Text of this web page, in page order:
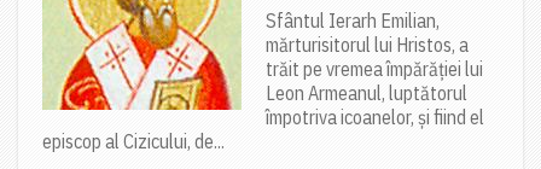
Sfântul Ierarh Emilian,
mărturisitorul lui Hristos, a
trăit pe vremea împărăției lui
Leon Armeanul, luptătorul
împotriva icoanelor, și fiind el
episcop al Cizicului, de...